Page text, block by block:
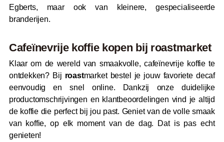
Egberts, maar ook van kleinere, gespecialiseerde
branderijen.
Cafeïnevrije koffie kopen bij roastmarket
Klaar om de wereld van smaakvolle, cafeïnevrije koffie te
ontdekken? Bij roastmarket bestel je jouw favoriete decaf
eenvoudig en snel online. Dankzij onze duidelijke
productomschrijvingen en klantbeoordelingen vind je altijd
de koffie die perfect bij jou past. Geniet van de volle smaak
van koffie, op elk moment van de dag. Dat is pas echt
genieten!